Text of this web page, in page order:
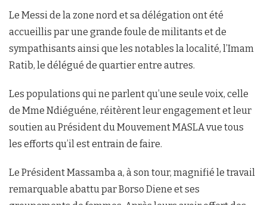
Le Messi de la zone nord et sa délégation ont été
accueillis par une grande foule de militants et de
sympathisants ainsi que les notables la localité, l’Imam
Ratib, le délégué de quartier entre autres.
Les populations qui ne parlent qu’une seule voix, celle
de Mme Ndiéguéne, réitèrent leur engagement et leur
soutien au Président du Mouvement MASLA vue tous
les efforts qu’il est entrain de faire.
Le Président Massamba a, à son tour, magnifié le travail
remarquable abattu par Borso Diene et ses